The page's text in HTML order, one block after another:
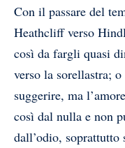
Con il passare del
Heathcliff verso
così da fargli quasi
verso la sorellastra;
suggerire, ma
così dal nulla e non
dall’odio, soprattutto